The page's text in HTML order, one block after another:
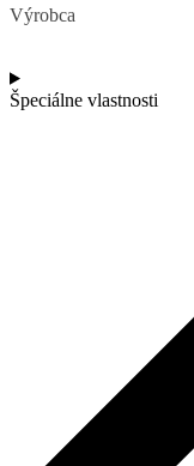
Výrobca
Špeciálne vlastnosti